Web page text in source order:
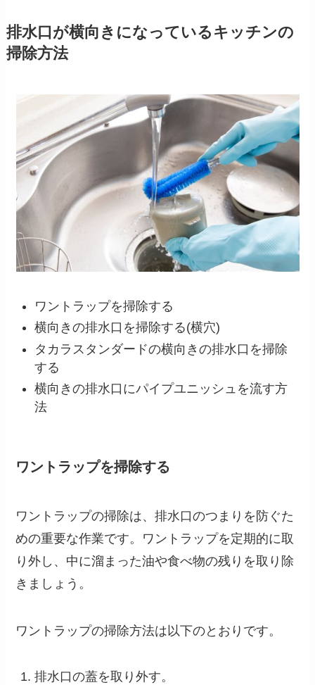
排水口が横向きになっているキッチンの
掃除方法
ワントラップを掃除する
横向きの排水口を掃除する(横穴)
タカラスタンダードの横向きの排水口を掃除
する
横向きの排水口にパイプユニッシュを流す方
法
ワントラップを掃除する
ワントラップの掃除は、排水口のつまりを防ぐた
めの重要な作業です。ワントラップを定期的に取
り外し、中に溜まった油や食べ物の残りを取り除
きましょう。
ワントラップの掃除方法は以下のとおりです。
排水口の蓋を取り外す。